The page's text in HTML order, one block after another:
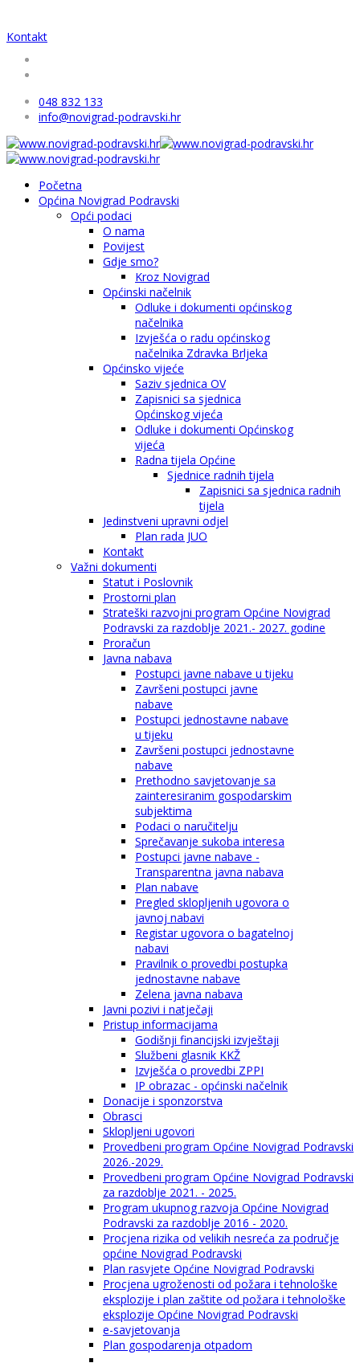
Kontakt
048 832 133
info@novigrad-podravski.hr
Početna
Općina Novigrad Podravski
Opći podaci
O nama
Povijest
Gdje smo?
Kroz Novigrad
Općinski načelnik
Odluke i dokumenti općinskog
načelnika
Izvješća o radu općinskog
načelnika Zdravka Brljeka
Općinsko vijeće
Saziv sjednica OV
Zapisnici sa sjednica
Općinskog vijeća
Odluke i dokumenti Općinskog
vijeća
Radna tijela Općine
Sjednice radnih tijela
Zapisnici sa sjednica radnih
tijela
Jedinstveni upravni odjel
Plan rada JUO
Kontakt
Važni dokumenti
Statut i Poslovnik
Prostorni plan
Strateški razvojni program Općine Novigrad
Podravski za razdoblje 2021.- 2027. godine
Proračun
Javna nabava
Postupci javne nabave u tijeku
Završeni postupci javne
nabave
Postupci jednostavne nabave
u tijeku
Završeni postupci jednostavne
nabave
Prethodno savjetovanje sa
zainteresiranim gospodarskim
subjektima
Podaci o naručitelju
Sprečavanje sukoba interesa
Postupci javne nabave -
Transparentna javna nabava
Plan nabave
Pregled sklopljenih ugovora o
javnoj nabavi
Registar ugovora o bagatelnoj
nabavi
Pravilnik o provedbi postupka
jednostavne nabave
Zelena javna nabava
Javni pozivi i natječaji
Pristup informacijama
Godišnji financijski izvještaji
Službeni glasnik KKŽ
Izvješća o provedbi ZPPI
IP obrazac - općinski načelnik
Donacije i sponzorstva
Obrasci
Sklopljeni ugovori
Provedbeni program Općine Novigrad Podravski
2026.-2029.
Provedbeni program Općine Novigrad Podravski
za razdoblje 2021. - 2025.
Program ukupnog razvoja Općine Novigrad
Podravski za razdoblje 2016 - 2020.
Procjena rizika od velikih nesreća za područje
općine Novigrad Podravski
Plan rasvjete Općine Novigrad Podravski
Procjena ugroženosti od požara i tehnološke
eksplozije i plan zaštite od požara i tehnološke
eksplozije Općine Novigrad Podravski
e-savjetovanja
Plan gospodarenja otpadom